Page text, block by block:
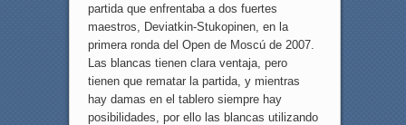
partida que enfrentaba a dos fuertes
maestros, Deviatkin-Stukopinen, en la
primera ronda del Open de Moscú de 2007.
Las blancas tienen clara ventaja, pero
tienen que rematar la partida, y mientras
hay damas en el tablero siempre hay
posibilidades, por ello las blancas utilizando